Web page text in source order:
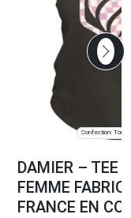
Confection:
DAMIER – TEE
FEMME
FRANCE EN